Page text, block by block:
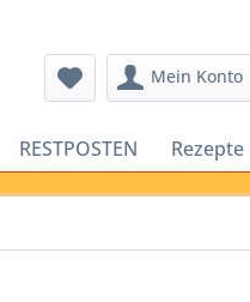
Mein Konto
RESTPOSTEN Rezepte